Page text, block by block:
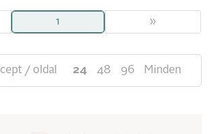
1 »
/ oldal 24 48 96 Minden